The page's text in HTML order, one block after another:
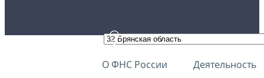
О ФНС России Деятельность